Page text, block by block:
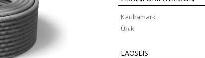
Kaubamärk
Ühik
LAOSEIS